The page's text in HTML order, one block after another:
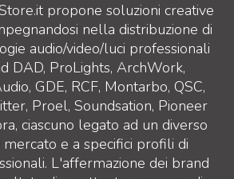
propone soluzioni creative
nella distribuzione di
audio/video/luci professionali
DAD, ProLights, ArchWork,
GDE, RCF, Montarbo, QSC,
Proel, Soundsation, Pioneer
ciascuno legato ad un diverso
e a specifici profili di
L'affermazione dei brand